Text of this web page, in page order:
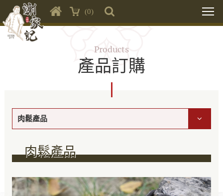
(0)
Products
產品訂購
肉鬆產品
肉鬆產品